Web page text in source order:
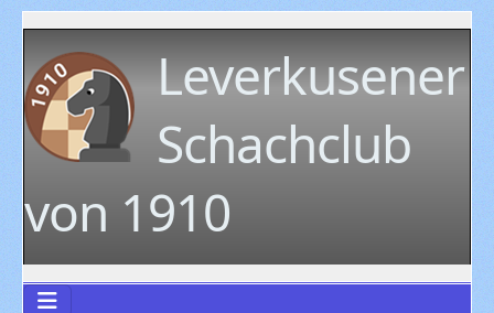
Leverkusener
Schachclub
von 1910